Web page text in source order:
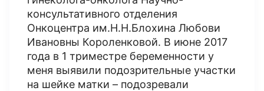
консультативного отделения
Онкоцентра им.Н.Н.Блохина Любови
Ивановны Короленковой. В июне 2017
года в 1 триместре беременности у
меня выявили подозрительные участки
на шейке матки – подозревали